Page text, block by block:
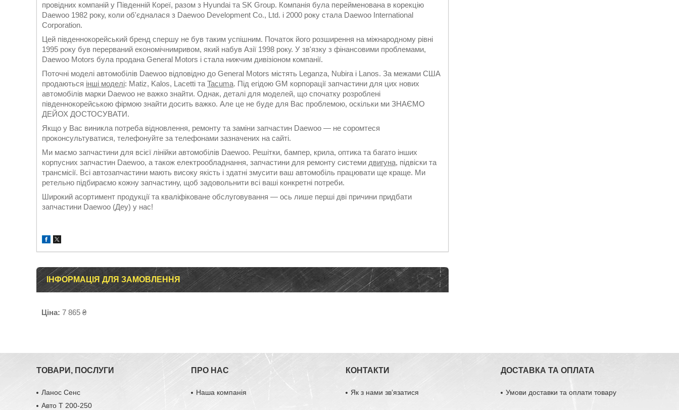
провідних компаній у Південній Кореї, разом з Hyundai та SK Group. Компанія була перейменована в корекцію
Daewoo 1982 року, коли об'єдналася з Daewoo Development Co., Ltd. і 2000 року стала Daewoo International
Corporation.
Цей південнокорейський бренд спершу не був таким успішним. Початок його розширення на міжнародному рівні
1995 року був перерваний економічнимривом, який набув Азії 1998 року. У зв'язку з фінансовими проблемами,
Daewoo Motors була продана General Motors і стала нижчим дивізіоном компанії.
Поточні моделі автомобілів Daewoo відповідно до General Motors містять Leganza, Nubira і Lanos. За межами США
продаються інші моделі: Matiz, Kalos, Lacetti та Tacuma. Під егідою GM корпорації запчастини для цих нових
автомобілів марки Daewoo не важко знайти. Однак, деталі для моделей, що спочатку розроблені
південнокорейською фірмою знайти досить важко. Але це не буде для Вас проблемою, оскільки ми ЗНАЄМО
ДЕЙОХ ДОСТОСУВАТИ.
Якщо у Вас виникла потреба відновлення, ремонту та заміни запчастин Daewoo — не соромтеся
проконсультуватися, телефонуйте за телефонами зазначених на сайті.
Ми маємо запчастини для всієї лінійки автомобілів Daewoo. Решітки, бампер, крила, оптика та багато інших
корпусних запчастин Daewoo, а також електрообладнання, запчастини для ремонту системи двигуна, підвіски та
трансмісії. Всі автозапчастини мають високу якість і здатні змусити ваш автомобіль працювати ще краще. Ми
ретельно підбираємо кожну запчастину, щоб задовольнити всі ваші конкретні потреби.
Широкий асортимент продукції та кваліфіковане обслуговування — ось лише перші дві причини придбати
запчастини Daewoo (Деу) у нас!
ІНФОРМАЦІЯ ДЛЯ ЗАМОВЛЕННЯ
Ціна: 7 865 ₴
ТОВАРИ, ПОСЛУГИ
Ланос Сенс
Авто Т 200-250
ПРО НАС
Наша компанія
КОНТАКТИ
Як з нами звʼязатися
ДОСТАВКА ТА ОПЛАТА
Умови доставки та оплати товару